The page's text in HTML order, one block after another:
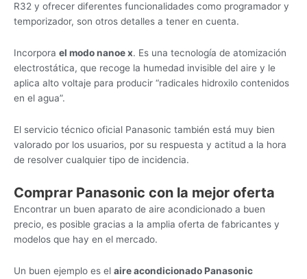
R32 y ofrecer diferentes funcionalidades como programador y
temporizador, son otros detalles a tener en cuenta.
Incorpora el modo nanoe x. Es una tecnología de atomización
electrostática, que recoge la humedad invisible del aire y le
aplica alto voltaje para producir “radicales hidroxilo contenidos
en el agua”.
El servicio técnico oficial Panasonic también está muy bien
valorado por los usuarios, por su respuesta y actitud a la hora
de resolver cualquier tipo de incidencia.
Comprar Panasonic con la mejor oferta
Encontrar un buen aparato de aire acondicionado a buen
precio, es posible gracias a la amplia oferta de fabricantes y
modelos que hay en el mercado.
Un buen ejemplo es el aire acondicionado Panasonic